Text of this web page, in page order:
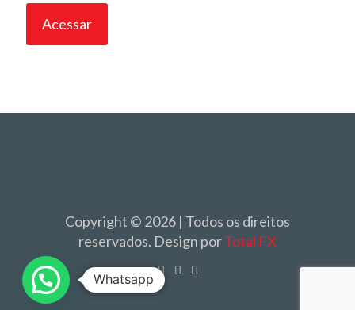
Copyright © 2026 | Todos os direitos
reservados. Design porTotal FX
Whatsapp